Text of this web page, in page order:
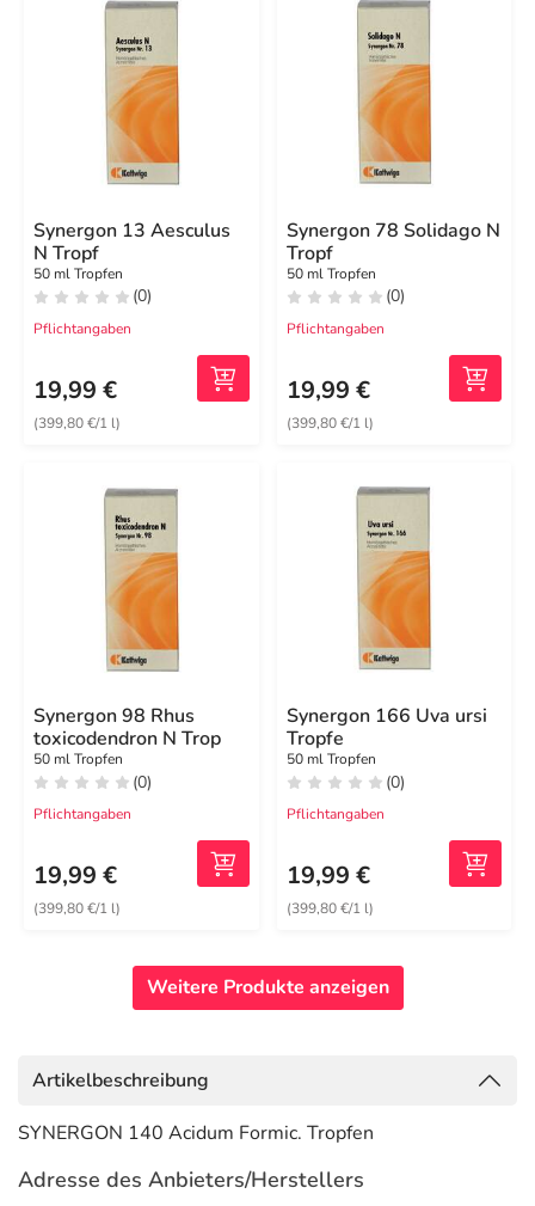
Synergon 13 Aesculus
N Tropf
50 ml Tropfen
(0)
Pflichtangaben
19,99 €
(399,80 €/1 l)
Synergon 78 Solidago N
Tropf
50 ml Tropfen
(0)
Pflichtangaben
19,99 €
(399,80 €/1 l)
Synergon 98 Rhus
toxicodendron N Trop
50 ml Tropfen
(0)
Pflichtangaben
19,99 €
(399,80 €/1 l)
Synergon 166 Uva ursi
Tropfe
50 ml Tropfen
(0)
Pflichtangaben
19,99 €
(399,80 €/1 l)
Weitere Produkte anzeigen
Artikelbeschreibung
SYNERGON 140 Acidum Formic. Tropfen
Adresse des Anbieters/Herstellers